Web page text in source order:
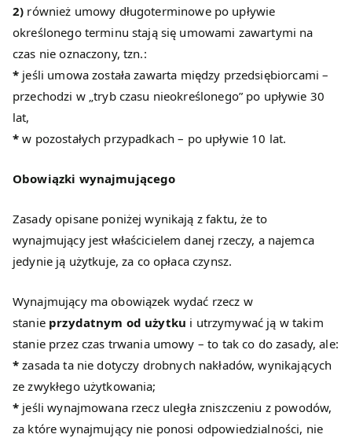
2) również umowy długoterminowe po upływie
określonego terminu stają się umowami zawartymi na
czas nie oznaczony, tzn.:
* jeśli umowa została zawarta między przedsiębiorcami –
przechodzi w „tryb czasu nieokreślonego” po upływie 30
lat,
* w pozostałych przypadkach – po upływie 10 lat.
Obowiązki wynajmującego
Zasady opisane poniżej wynikają z faktu, że to
wynajmujący jest właścicielem danej rzeczy, a najemca
jedynie ją użytkuje, za co opłaca czynsz.
Wynajmujący ma obowiązek wydać rzecz w
stanie przydatnym od użytku i utrzymywać ją w takim
stanie przez czas trwania umowy – to tak co do zasady, ale:
* zasada ta nie dotyczy drobnych nakładów, wynikających
ze zwykłego użytkowania;
* jeśli wynajmowana rzecz uległa zniszczeniu z powodów,
za które wynajmujący nie ponosi odpowiedzialności, nie